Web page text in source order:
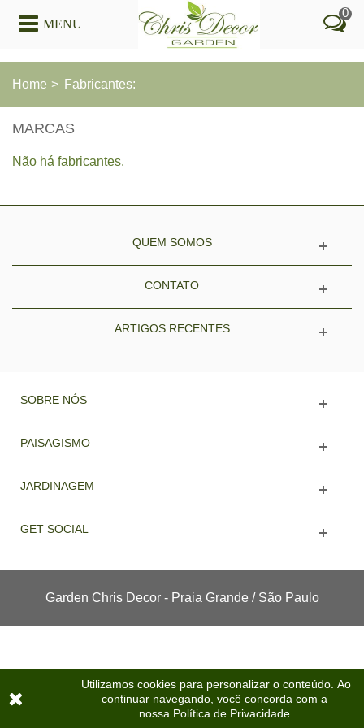
MENU
0
Home > Fabricantes:
MARCAS
Não há fabricantes.
QUEM SOMOS
CONTATO
ARTIGOS RECENTES
SOBRE NÓS
PAISAGISMO
JARDINAGEM
GET SOCIAL
Atendimento Whatsapp
Utilizamos cookies para personalizar o conteúdo. Ao
continuar navegando, você concorda com a
nossa Política de Privacidade
Garden Chris Decor - Praia Grande / São Paulo
Topo